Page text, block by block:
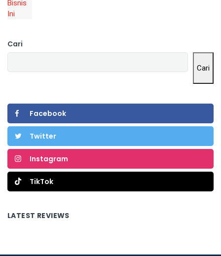
Cari
Cari
Facebook
Twitter
Instagram
TikTok
LATEST REVIEWS